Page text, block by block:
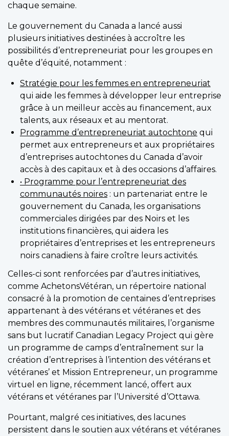
chaque semaine.
Le gouvernement du Canada a lancé aussi
plusieurs initiatives destinées à accroître les
possibilités d’entrepreneuriat pour les groupes en
quête d’équité, notamment :
Stratégie pour les femmes en entrepreneuriat
qui aide les femmes à développer leur entreprise
grâce à un meilleur accès au financement, aux
talents, aux réseaux et au mentorat.
Programme d’entrepreneuriat autochtone qui
permet aux entrepreneurs et aux propriétaires
d’entreprises autochtones du Canada d’avoir
accès à des capitaux et à des occasions d’affaires.
• Programme pour l’entrepreneuriat des
communautés noires : un partenariat entre le
gouvernement du Canada, les organisations
commerciales dirigées par des Noirs et les
institutions financières, qui aidera les
propriétaires d’entreprises et les entrepreneurs
noirs canadiens à faire croître leurs activités.
Celles-ci sont renforcées par d’autres initiatives,
comme AchetonsVétéran, un répertoire national
consacré à la promotion de centaines d’entreprises
appartenant à des vétérans et vétéranes et des
membres des communautés militaires, l’organisme
sans but lucratif Canadian Legacy Project qui gère
un programme de camps d’entraînement sur la
création d’entreprises à l’intention des vétérans et
vétéranes’ et Mission Entrepreneur, un programme
virtuel en ligne, récemment lancé, offert aux
vétérans et vétéranes par l’Université d’Ottawa.
Pourtant, malgré ces initiatives, des lacunes
persistent dans le soutien aux vétérans et vétéranes